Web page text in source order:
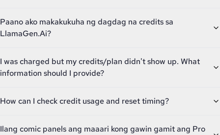
Paano ako makakukuha ng dagdag na credits sa
LlamaGen.Ai?
I was charged but my credits/plan didn't show up. What
information should I provide?
How can I check credit usage and reset timing?
Ilang comic panels ang maaari kong gawin gamit ang Pro